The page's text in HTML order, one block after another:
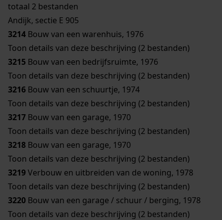
totaal 2 bestanden
Andijk, sectie E 905
3214 Bouw van een warenhuis, 1976
Toon details van deze beschrijving (2 bestanden)
3215 Bouw van een bedrijfsruimte, 1976
Toon details van deze beschrijving (2 bestanden)
3216 Bouw van een schuurtje, 1974
Toon details van deze beschrijving (2 bestanden)
3217 Bouw van een garage, 1970
Toon details van deze beschrijving (2 bestanden)
3218 Bouw van een garage, 1970
Toon details van deze beschrijving (2 bestanden)
3219Verbouw en uitbreiden van de woning, 1978
Toon details van deze beschrijving (2 bestanden)
3220 Bouw van een garage / schuur / berging, 1978
Toon details van deze beschrijving (2 bestanden)